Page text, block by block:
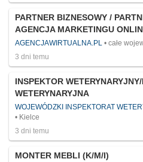
PARTNER BIZNESOWY /
AGENCJA MARKETINGU
AGENCJAWIRTUALNA.PL
całe
3 dni temu
INSPEKTOR
WETERYNARYJNA
WOJEWÓDZKI INSPEKTORAT
Kielce
3 dni temu
MONTER MEBLI (K/M/I)